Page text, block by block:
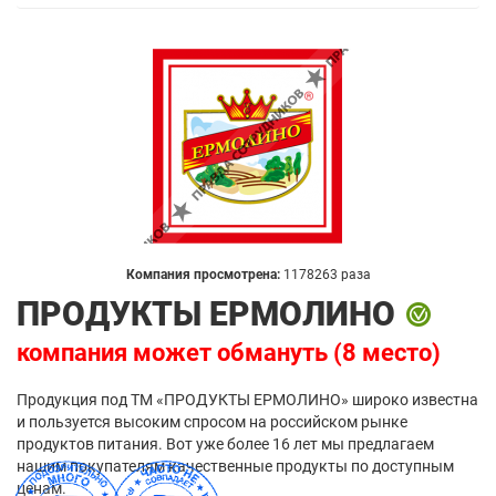
Компания просмотрена: 1178263 раза
ПРОДУКТЫ ЕРМОЛИНО
компания может обмануть (8 место)
Продукция под ТМ «ПРОДУКТЫ ЕРМОЛИНО» широко известна
и пользуется высоким спросом на российском рынке
продуктов питания. Вот уже более 16 лет мы предлагаем
нашим покупателям качественные продукты по доступным
ценам.